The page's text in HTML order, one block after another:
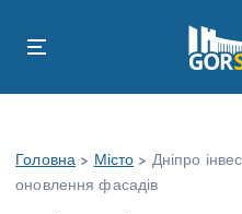
Головна > Місто > Дніпро
оновлення фасадів